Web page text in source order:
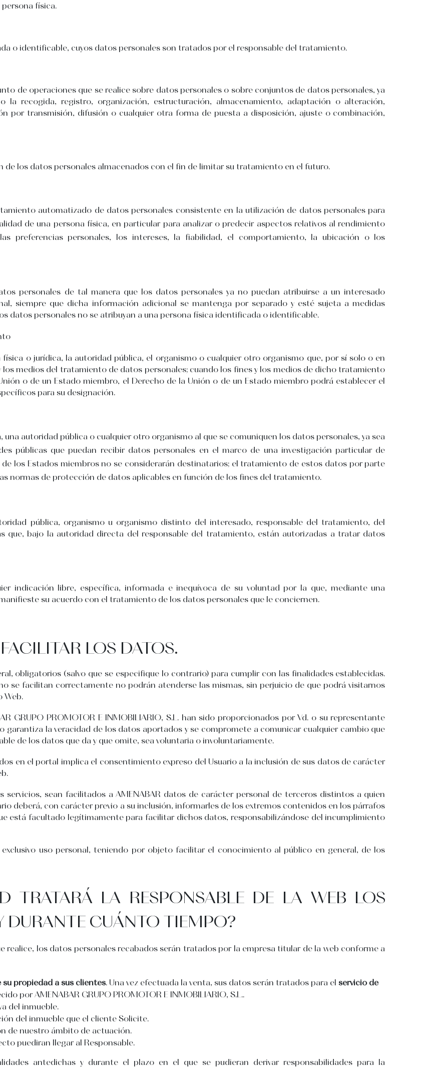
física.
o identificable, cuyos datos personales son tratados por el responsable del tratamiento.
de operaciones que se realice sobre datos personales o sobre conjuntos de datos personales, ya
la recogida, registro, organización, estructuración, almacenamiento, adaptación o alteración,
por transmisión, difusión o cualquier otra forma de puesta a disposición, ajuste o combinación,
los datos personales almacenados con el fin de limitar su tratamiento en el futuro.
automatizado de datos personales consistente en la utilización de datos personales para
de una persona física, en particular para analizar o predecir aspectos relativos al rendimiento
preferencias personales, los intereses, la fiabilidad, el comportamiento, la ubicación o los
personales de tal manera que los datos personales ya no puedan atribuirse a un interesado
siempre que dicha información adicional se mantenga por separado y esté sujeta a medidas
datos personales no se atribuyan a una persona física identificada o identificable.
o jurídica, la autoridad pública, el organismo o cualquier otro organismo que, por sí solo o en
medios del tratamiento de datos personales; cuando los fines y los medios de dicho tratamiento
o de un Estado miembro, el Derecho de la Unión o de un Estado miembro podrá establecer el
para su designación.
autoridad pública o cualquier otro organismo al que se comuniquen los datos personales, ya sea
públicas que puedan recibir datos personales en el marco de una investigación particular de
los Estados miembros no se considerarán destinatarios; el tratamiento de estos datos por parte
normas de protección de datos aplicables en función de los fines del tratamiento.
pública, organismo u organismo distinto del interesado, responsable del tratamiento, del
que, bajo la autoridad directa del responsable del tratamiento, están autorizadas a tratar datos
indicación libre, específica, informada e inequívoca de su voluntad por la que, mediante una
su acuerdo con el tratamiento de los datos personales que le conciernen.
LOS DATOS.
obligatorios (salvo que se especifique lo contrario) para cumplir con las finalidades establecidas.
se facilitan correctamente no podrán atenderse las mismas, sin perjuicio de que podrá visitarnos
Web.
GRUPO PROMOTOR E INMOBILIARIO, S.L. han sido proporcionados por Vd. o su representante
garantiza la veracidad de los datos aportados y se compromete a comunicar cualquier cambio que
de los datos que da y que omite, sea voluntaria o involuntariamente.
en el portal implica el consentimiento expreso del Usuario a la inclusión de sus datos de carácter
servicios, sean facilitados a AMENABAR datos de carácter personal de terceros distintos a quien
deberá, con carácter previo a su inclusión, informarles de los extremos contenidos en los párrafos
está facultado legítimamente para facilitar dichos datos, responsabilizándose del incumplimiento
uso personal, teniendo por objeto facilitar el conocimiento al público en general, de los
TRATARÁ LA RESPONSABLE DE LA WEB LOS
DURANTE CUÁNTO TIEMPO?
realice, los datos personales recabados serán tratados por la empresa titular de la web conforme a
propiedad a sus clientes. Una vez efectuada la venta, sus datos serán tratados para elservicio de
por AMENABAR GRUPO PROMOTOR E INMOBILIARIO, S.L..
del inmueble.
del inmueble que el cliente Solicite.
de nuestro ámbito de actuación.
puediran llegar al Responsable.
antedichas y durante el plazo en el que se pudieran derivar responsabilidades para la